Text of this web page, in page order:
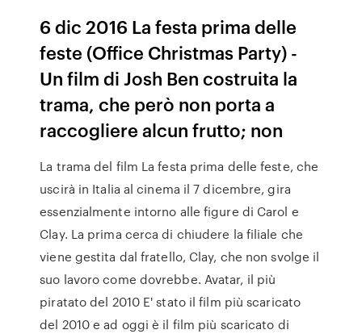
6 dic 2016 La festa prima delle
feste (Office Christmas Party) -
Un film di Josh Ben costruita la
trama, che però non porta a
raccogliere alcun frutto; non
La trama del film La festa prima delle feste, che
uscirà in Italia al cinema il 7 dicembre, gira
essenzialmente intorno alle figure di Carol e
Clay. La prima cerca di chiudere la filiale che
viene gestita dal fratello, Clay, che non svolge il
suo lavoro come dovrebbe. Avatar, il più
piratato del 2010 E' stato il film più scaricato
del 2010 e ad oggi è il film più scaricato di